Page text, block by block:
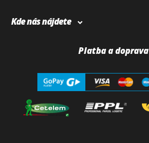
Kde nás nájdete
Platba a doprava